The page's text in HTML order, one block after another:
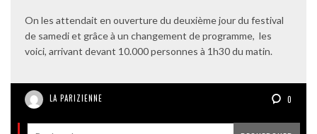
On les attendait en ouverture du deuxième jour du festival
de samedi et grâce à un changement de programme, les
voici, arrivant devant 10.000 personnes à 1h30 du matin.
LA PARIZIENNE 0